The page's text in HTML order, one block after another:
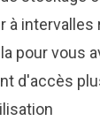
à intervalles
pour vous
d'accès